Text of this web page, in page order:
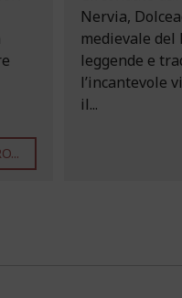
Nervia,
medievale
leggende e
l’incantevole
il...